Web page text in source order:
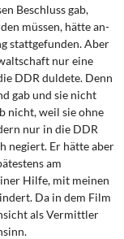
Be­schluss gab,
müssen, hätte an­
stattgefunden. Aber
nur eine
DDR duldete. Denn
gab und sie nicht
nicht, weil sie ohne
nur in die DDR
negiert. Er hätte aber
am
Hilfe, mit mei­nen
Da in dem Film
als Vermittler